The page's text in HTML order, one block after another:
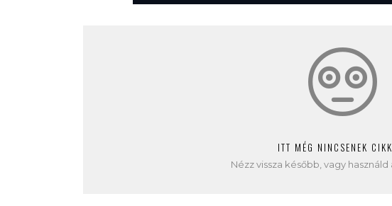
ITT MÉG NINCSENEK
Nézz vissza később, vagy használd